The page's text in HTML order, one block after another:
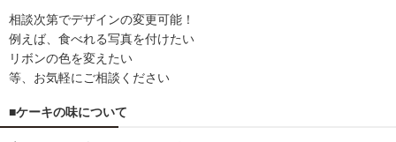
相談次第でデザインの変更可能！
例えば、食べれる写真を付けたい
リボンの色を変えたい
等、お気軽にご相談ください
■ケーキの味について